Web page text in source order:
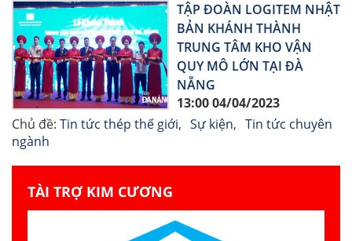
TẬP ĐOÀN LOGITEM NHẬT
BẢN KHÁNH THÀNH
TRUNG TÂM KHO VẬN
QUY MÔ LỚN TẠI ĐÀ
NẴNG
13:00 04/04/2023
Chủ đề: Tin tức thép thế giới Sự kiện
Tin tức chuyên
ngành
TÀI TRỢ KIM CƯƠNG